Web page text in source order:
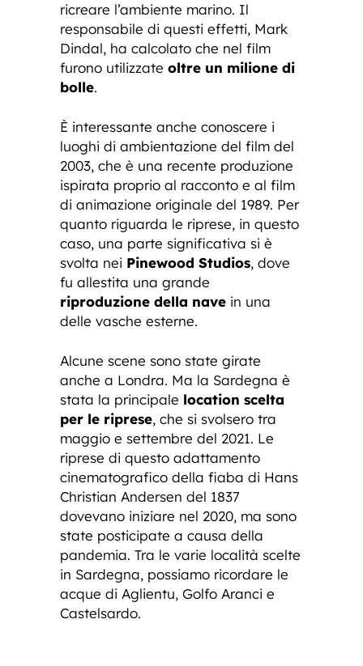
ricreare l’ambiente marino. Il
responsabile di questi effetti, Mark
Dindal, ha calcolato che nel film
furono utilizzate oltre un milione di
bolle.
È interessante anche conoscere i
luoghi di ambientazione del film del
2003, che è una recente produzione
ispirata proprio al racconto e al film
di animazione originale del 1989. Per
quanto riguarda le riprese, in questo
caso, una parte significativa si è
svolta nei Pinewood Studios, dove
fu allestita una grande
riproduzione della nave in una
delle vasche esterne.
Alcune scene sono state girate
anche a Londra. Ma la Sardegna è
stata la principale location scelta
per le riprese, che si svolsero tra
maggio e settembre del 2021. Le
riprese di questo adattamento
cinematografico della fiaba di Hans
Christian Andersen del 1837
dovevano iniziare nel 2020, ma sono
state posticipate a causa della
pandemia. Tra le varie località scelte
in Sardegna, possiamo ricordare le
acque di Aglientu, Golfo Aranci e
Castelsardo.